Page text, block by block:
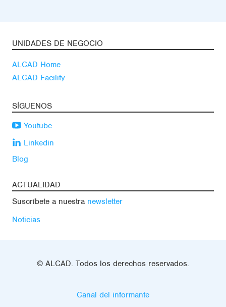
UNIDADES DE NEGOCIO
ALCAD Home
ALCAD Facility
SÍGUENOS
Youtube
Linkedin
Blog
ACTUALIDAD
Suscríbete a nuestra newsletter
Noticias
© ALCAD. Todos los derechos reservados.
Canal del informante